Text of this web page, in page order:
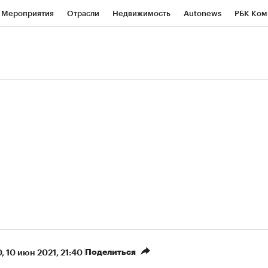
Мероприятия Отрасли Недвижимость Autonews РБК
⁠, 10 июн 2021, 21:40 Поделиться